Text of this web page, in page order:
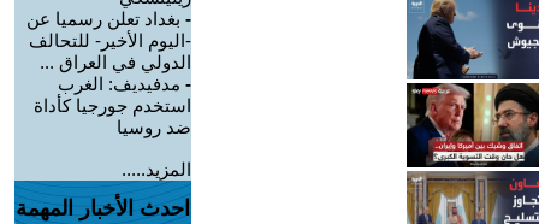
- بغداد تعلن رسميا عن
-اليوم الأخير- للتحالف
الدولي في العراق ...
- مدفيديف: الغرب
استخدم جورجيا كأداة
ضد روسيا
المزيد.....
احدث الأخبار المهمة